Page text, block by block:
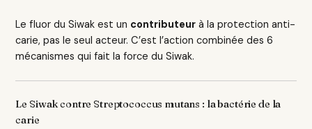
Le fluor du Siwak est un contributeur à la protection anti-
carie, pas le seul acteur. C’est l’action combinée des 6
mécanismes qui fait la force du Siwak.
Le Siwak contre Streptococcus mutans : la bactérie de la
carie